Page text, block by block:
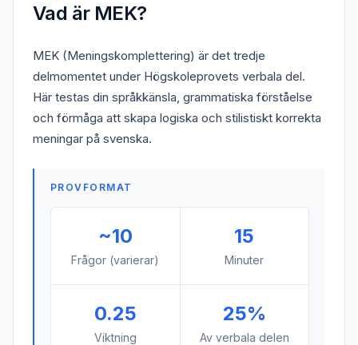
Vad är MEK?
MEK (Meningskomplettering) är det tredje
delmomentet under Högskoleprovets verbala del.
Här testas din språkkänsla, grammatiska förståelse
och förmåga att skapa logiska och stilistiskt korrekta
meningar på svenska.
PROVFORMAT
~10
Frågor (varierar)
15
Minuter
0.25
Viktning
25%
Av verbala delen